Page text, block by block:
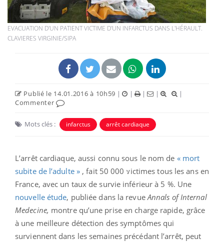
EVACUATION D'UN PATIENT VICTIME D'UN INFARCTUS DANS L'HÉRAULT.
CLAVIERES VIRGINIE/SIPA
Publié le 14.01.2016 à 10h59 | | | |
|
Commenter
Mots clés : infarctus arrêt cardiaque
L’arrêt cardiaque, aussi connu sous le nom de « mort
subite de l’adulte » , fait 50 000 victimes tous les ans en
France, avec un taux de survie inférieur à 5 %. Une
nouvelle étude, publiée dans la revueAnnals of Internal
Medecine, montre qu’une prise en charge rapide, grâce
à une meilleure détection des symptômes qui
surviennent dans les semaines précédant l’arrêt, peut